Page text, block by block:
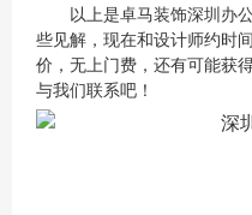
以上是卓马装饰深圳办
些见解，现在和设计师约时
价，无上门费，还有可能获
与我们联系吧！